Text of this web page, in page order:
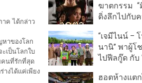
ค ได้กล่าว
หาของโลก
เป็นโลกใบ
คนที่รักที่สุด
างได้แค่เพียง
ฆาตกรรม “
ดิ่งลึกไปกับ
“เจมีไนน์ –
นานิ” พาผู้โ
ไปฟีลกู๊ด กับ
ฮอตห้างแต